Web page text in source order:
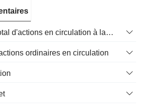
ECS Nombre total d'actions en circulation à la date de dépôt
ordinaires en circulation